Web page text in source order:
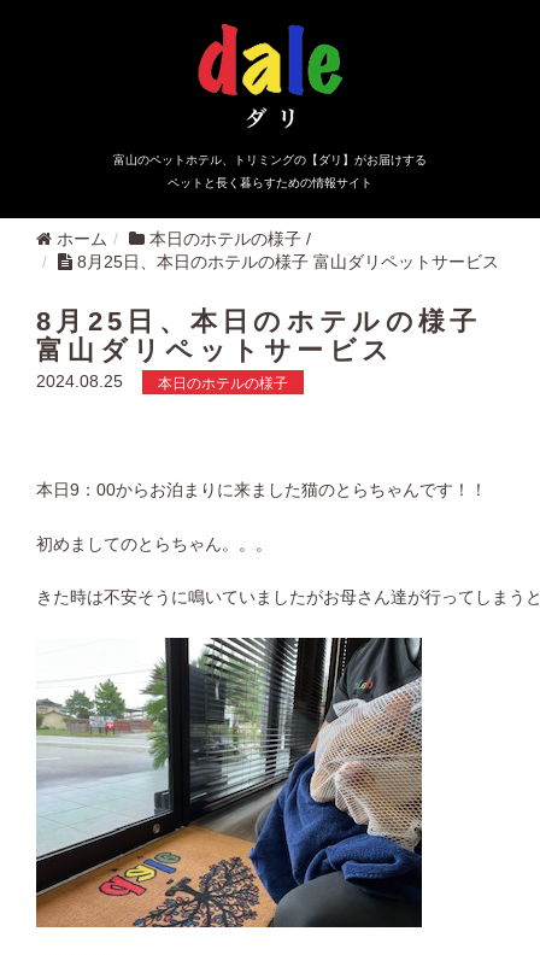
富山のペットホテル、トリミングの【ダリ】がお届けする
ペットと長く暮らすための情報サイト
ホーム 本日のホテルの様子 /
8月25日、本日のホテルの様子 富山ダリペットサービス
8月25日、本日のホテルの様子
富山ダリペットサービス
2024.08.25 本日のホテルの様子
本日9：00からお泊まりに来ました猫のとらちゃんです！！
初めましてのとらちゃん。。。
きた時は不安そうに鳴いていましたがお母さん達が行ってしまう